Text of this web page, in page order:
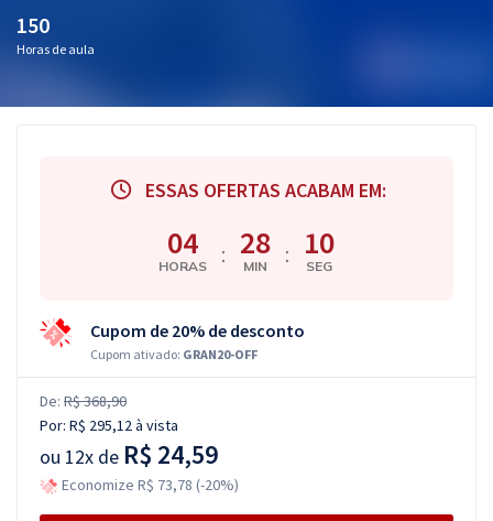
150
Horas de aula
ESSAS OFERTAS ACABAM EM:
04
HORAS : 28
MIN : 10
SEG
Cupom de 20% de desconto
Cupom ativado: GRAN20-OFF
De: R$ 368,90
Por: R$ 295,12à vista
ou 12x de R$ 24,59
Economize R$ 73,78 (-20%)